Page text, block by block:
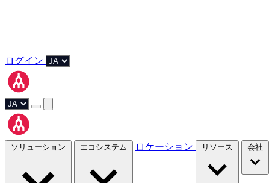
ログイン
ロケーション